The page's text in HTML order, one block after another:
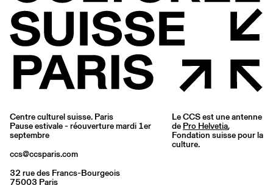
FR/EN
Centre culturel suisse. Paris
Pause estivale - réouverture mardi 1er
septembre
ccs@ccsparis.com
32 rue des Francs-Bourgeois
75003 Paris
Le CCS est une antenne
de Pro Helvetia,
Fondation suisse pour la
culture.